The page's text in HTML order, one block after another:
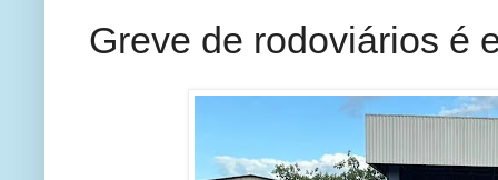
Greve de rodoviários é